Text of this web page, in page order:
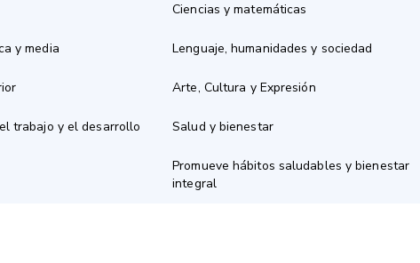
y media
trabajo y el desarrollo
Ciencias y matemáticas
Lenguaje, humanidades y sociedad
Arte, Cultura y Expresión
Salud y bienestar
Promueve hábitos saludables y bienestar
integral